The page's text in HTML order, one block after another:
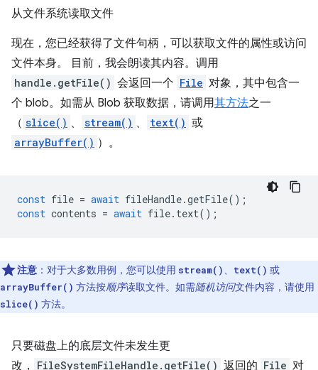
从文件系统读取文件
现在，您已经获得了文件句柄，可以获取文件的属性或访问
文件本身。 目前，我会朗读其内容。调用
handle.getFile() 会返回一个 File 对象，其中包含一
个 blob。如需从 Blob 获取数据，请调用其方法之一
（ slice() 、 stream() 、 text() 或
arrayBuffer() ）。
const file = await fileHandle.getFile();
const contents = await file. text();
注意 ：对于大多数用例，您可以使用 stream()、 text() 或
arrayBuffer() 方法按顺序读取文件。如需随机访问文件内容，请使用
slice() 方法。
只要磁盘上的底层文件未发生更
改，
FileSystemFileHandle.getFile() 返回的 File 对